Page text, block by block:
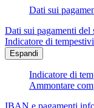
Dati sui
Dati sui pagamenti del
Indicatore di
Espandi
Indicatore di
Ammontare
IBAN e pagamenti